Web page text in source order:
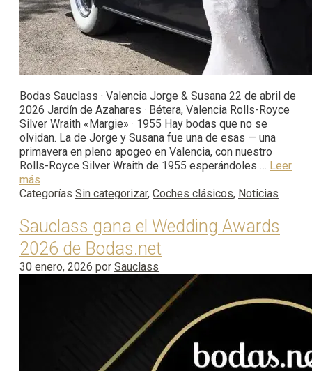
Bodas Sauclass · Valencia Jorge & Susana 22 de abril de
2026 Jardín de Azahares · Bétera, Valencia Rolls-Royce
Silver Wraith «Margie» · 1955 Hay bodas que no se
olvidan. La de Jorge y Susana fue una de esas — una
primavera en pleno apogeo en Valencia, con nuestro
Rolls-Royce Silver Wraith de 1955 esperándoles … Leer
más
Categorías Sin categorizar, Coches clásicos, Noticias
Sauclass gana el Wedding Awards
2026 de Bodas.net
30 enero, 2026 por Sauclass